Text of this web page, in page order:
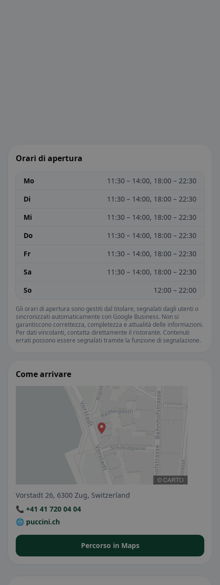
Orari di apertura
Mo
11:30 – 14:00, 18:00 – 22:30
Di
11:30 – 14:00, 18:00 – 22:30
Mi
11:30 – 14:00, 18:00 – 22:30
Do
11:30 – 14:00, 18:00 – 22:30
Fr
11:30 – 14:00, 18:00 – 22:30
Sa
11:30 – 14:00, 18:00 – 22:30
So
12:00 – 22:00
Gli orari di apertura sono gestiti dal titolare, segnalati dagli utenti o
sincronizzati automaticamente con Google Business. Non si
garantiscono correttezza, completezza e attualità delle informazioni.
Per dati vincolanti, contatta direttamente il ristorante. Contenuti
errati possono essere segnalati tramite la funzione di segnalazione.
Come arrivare
Vorstadt 26, 6300 Zug, Switzerland
📞 +41 41 720 04 04
🌐 puccini.ch
Percorso in Maps